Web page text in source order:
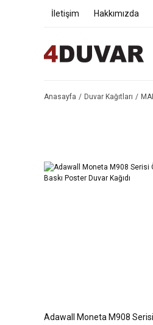
İletişim Hakkımızda
Anasayfa Duvar Kağıtları
Adawall Moneta M908 Serisi